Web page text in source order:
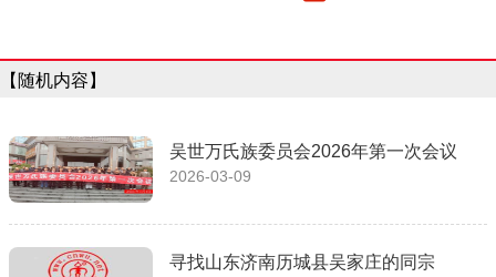
【随机内容】
吴世万氏族委员会2026年第一次会议
2026-03-09
寻找山东济南历城县吴家庄的同宗